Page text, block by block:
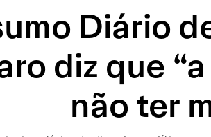
Diário
diz que
não ter